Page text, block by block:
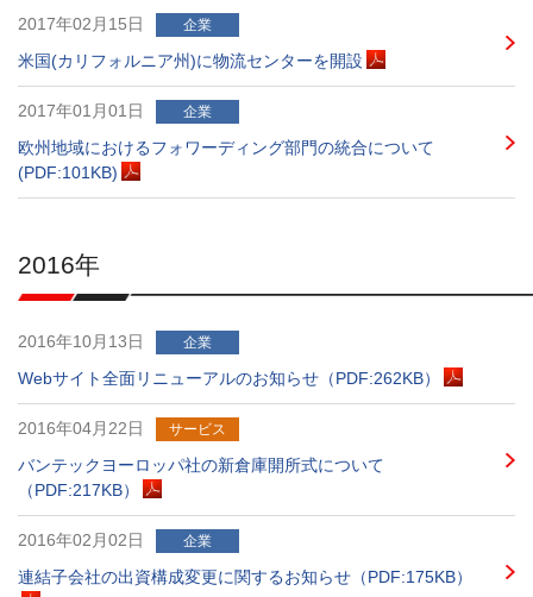
2017年02月15日 企業
米国(カリフォルニア州)に物流センターを開設
2017年01月01日 企業
欧州地域におけるフォワーディング部門の統合について
(PDF:101KB)
2016年
2016年10月13日 企業
Webサイト全面リニューアルのお知らせ（PDF:262KB）
2016年04月22日 サービス
バンテックヨーロッパ社の新倉庫開所式について
（PDF:217KB）
2016年02月02日 企業
連結子会社の出資構成変更に関するお知らせ（PDF:175KB）